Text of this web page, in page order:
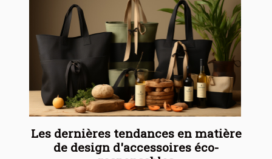
Les dernières tendances en matière
de design d'accessoires éco-